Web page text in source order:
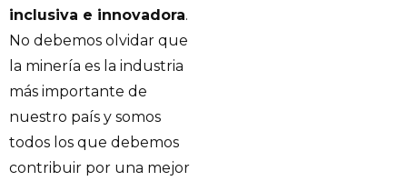
inclusiva e innovadora.
No debemos olvidar que
la minería es la industria
más importante de
nuestro país y somos
todos los que debemos
contribuir por una mejor